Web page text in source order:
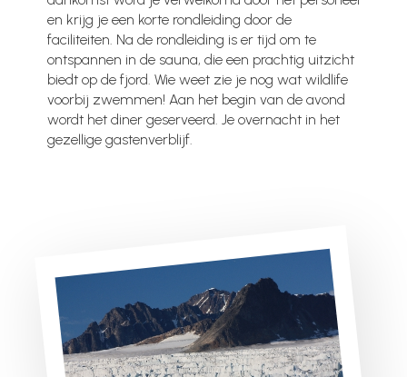
en krijg je een korte rondleiding door de
faciliteiten. Na de rondleiding is er tijd om te
ontspannen in de sauna, die een prachtig uitzicht
biedt op de fjord. Wie weet zie je nog wat wildlife
voorbij zwemmen! Aan het begin van de avond
wordt het diner geserveerd. Je overnacht in het
gezellige gastenverblijf.